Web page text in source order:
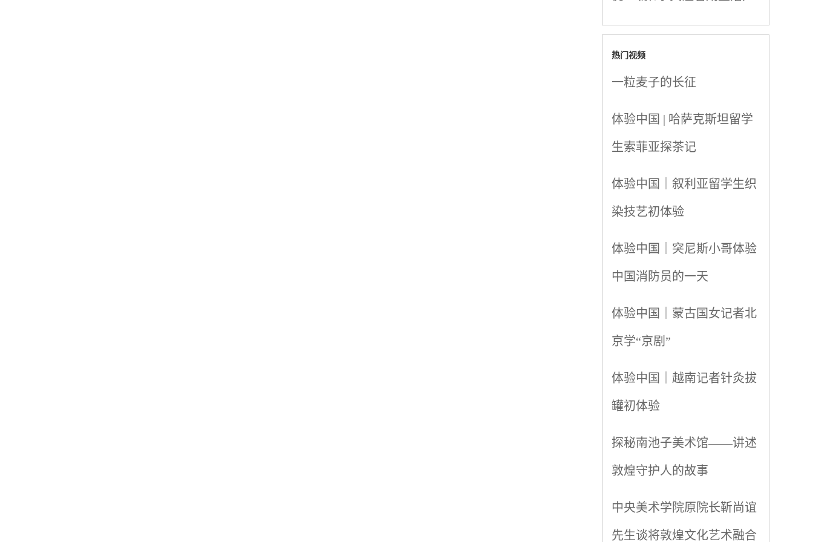
热门视频
一粒麦子的长征
体验中国 | 哈萨克斯坦留学
生索菲亚探茶记
体验中国｜叙利亚留学生织
染技艺初体验
体验中国｜突尼斯小哥体验
中国消防员的一天
体验中国｜蒙古国女记者北
京学“京剧”
体验中国｜越南记者针灸拔
罐初体验
探秘南池子美术馆——讲述
敦煌守护人的故事
中央美术学院原院长靳尚谊
先生谈将敦煌文化艺术融合